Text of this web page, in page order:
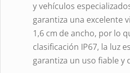
y vehículos
garantiza una excelente
1,6 cm de ancho, por lo
clasificación IP67, la luz
garantiza un uso fiable y